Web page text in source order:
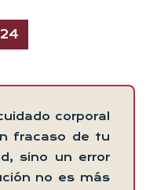
corporal
fracaso de tu
sino un error
no es más